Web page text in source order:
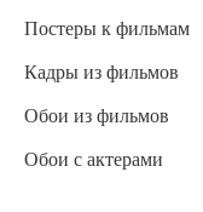
Постеры к фильмам
Кадры из фильмов
Обои из фильмов
Обои с актерами